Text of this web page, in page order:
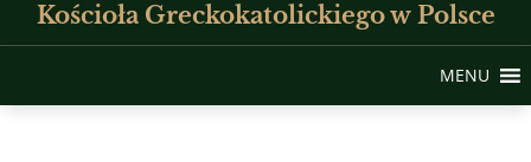
Kościoła Greckokatolickiego w Polsce
MENU